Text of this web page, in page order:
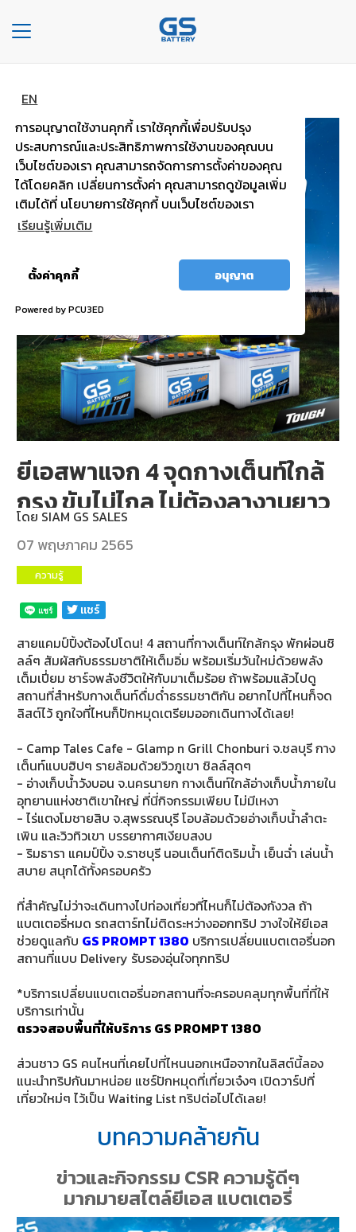
EN
การอนุญาตใช้งานคุกกี้ เราใช้คุกกี้เพื่อปรับปรุง
ประสบการณ์และประสิทธิภาพการใช้งานของคุณบน
เว็บไซต์ของเรา คุณสามารถจัดการการตั้งค่าของคุณ
ได้โดยคลิก เปลี่ยนการตั้งค่า คุณสามารถดูข้อมูลเพิ่ม
เติมได้ที่ นโยบายการใช้คุกกี้ บนเว็บไซต์ของเรา
เรียนรู้เพิ่มเติม
ตั้งค่าคุกกี้ อนุญาต
Powered by PCU3ED
Toggle
navigation
องค์กร
ประเภท
รถยนต์
เเบต
เต
บริการ
ของ
เรา
ค้นหา
แบตเตอรี่
ข่าว
กิจกรรม
งาน
เรา
ติดต่อ
เรา
E-
BUSINESS
ยีเอสพาแจก 4 จุดกางเต็นท์ใกล้
กรุง ขับไม่ไกล ไม่ต้องลางานยาว
โดย SIAM GS SALES
07 พฤษภาคม 2565
ความรู้
เเชร์
สายแคมป์ปิ้งต้องไปโดน! 4 สถานที่กางเต็นท์ใกล้กรุง พักผ่อนชิ
ลล์ๆ สัมผัสกับธรรมชาติให้เต็มอิ่ม พร้อมเริ่มวันใหม่ด้วยพลัง
เต็มเปี่ยม ชาร์จพลังชีวิตให้กับมาเต็มร้อย ถ้าพร้อมแล้วไปดู
สถานที่สำหรับกางเต็นท์ดื่มด่ำธรรมชาติกัน อยากไปที่ไหนก็จด
ลิสต์ไว้ ถูกใจที่ไหนก็ปักหมุดเตรียมออกเดินทางได้เลย!
- Camp Tales Cafe - Glamp n Grill Chonburi จ.ชลบุรี กาง
เต็นท์แบบฮิปๆ รายล้อมด้วยวิวภูเขา ชิลล์สุดๆ
- อ่างเก็บน้ำวังบอน จ.นครนายก กางเต็นท์ใกล้อ่างเก็บน้ำภายใน
อุทยานแห่งชาติเขาใหญ่ ที่นี่กิจกรรมเพียบ ไม่มีเหงา
- ไร่แตงโมชายสิบ จ.สุพรรณบุรี โอบล้อมด้วยอ่างเก็บน้ำลำตะ
เพิน และวิวทิวเขา บรรยากาศเงียบสงบ
- ริมธารา แคมป์ปิ้ง จ.ราชบุรี นอนเต็นท์ติดริมน้ำ เย็นฉ่ำ เล่นน้ำ
สบาย สนุกได้ทั้งครอบครัว
ที่สำคัญไม่ว่าจะเดินทางไปท่องเที่ยวที่ไหนก็ไม่ต้องกังวล ถ้า
แบตเตอรี่หมด รถสตาร์ทไม่ติดระหว่างออกทริป วางใจให้ยีเอส
ช่วยดูแลกับ GS PROMPT 1380 บริการเปลี่ยนแบตเตอรี่นอก
สถานที่แบบ Delivery รับรองอุ่นใจทุกทริป
*บริการเปลี่ยนแบตเตอรี่นอกสถานที่จะครอบคลุมทุกพื้นที่ที่ให้
บริการเท่านั้น
ตรวจสอบพื้นที่ให้บริการ GS PROMPT 1380
ส่วนชาว GS คนไหนที่เคยไปที่ไหนนอกเหนือจากในลิสต์นี้ลอง
แนะนำทริปกันมาหน่อย แชร์ปักหมุดที่เที่ยวเจ๋งๆ เปิดวาร์ปที่
เที่ยวใหม่ๆ ไว้เป็น Waiting List ทริปต่อไปได้เลย!
บทความคล้ายกัน
ข่าวและกิจกรรม CSR ความรู้ดีๆ
มากมายสไตล์ยีเอส แบตเตอรี่